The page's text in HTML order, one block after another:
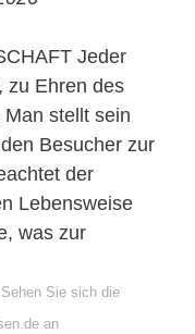
Jeder
zu Ehren des
stellt sein
Besucher zur
der
Lebensweise
was zur
Sehen Sie sich die
an